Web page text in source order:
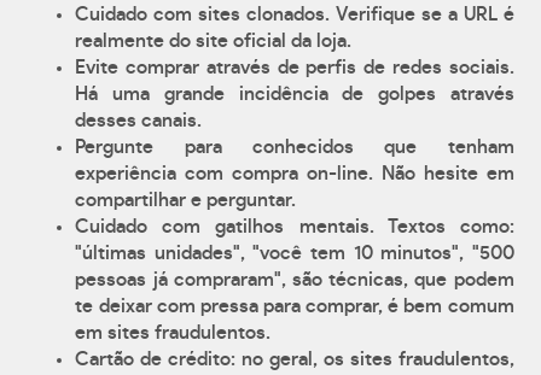
Cuidado com sites clonados. Verifique se a URL é
realmente do site oficial da loja.
Evite comprar através de perfis de redes sociais.
Há uma grande incidência de golpes através
desses canais.
Pergunte para conhecidos que tenham
experiência com compra on-line. Não hesite em
compartilhar e perguntar.
Cuidado com gatilhos mentais. Textos como:
"últimas unidades", "você tem 10 minutos", "500
pessoas já compraram", são técnicas, que podem
te deixar com pressa para comprar, é bem comum
em sites fraudulentos.
Cartão de crédito: no geral, os sites fraudulentos,